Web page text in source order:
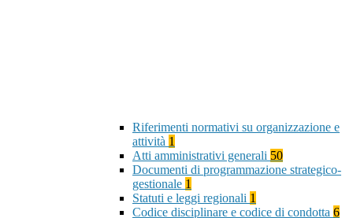
Riferimenti normativi su organizzazione e
attività 1
Atti amministrativi generali 50
Documenti di programmazione strategico-
gestionale 1
Statuti e leggi regionali 1
Codice disciplinare e codice di condotta 6